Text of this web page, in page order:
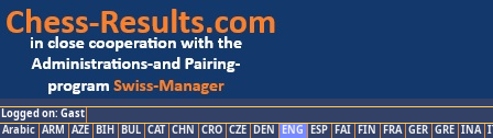
Logged on: Gast
Arabic ARM AZE BIH BUL CAT CHN CRO CZE DEN ENG ESP FAI FIN FRA GER GRE INA